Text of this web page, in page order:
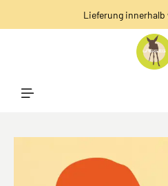
Lieferung innerhalb